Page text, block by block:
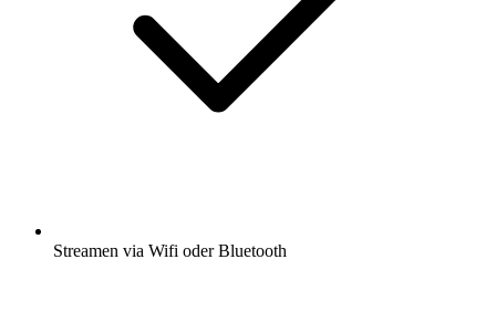
Streamen via Wifi oder Bluetooth